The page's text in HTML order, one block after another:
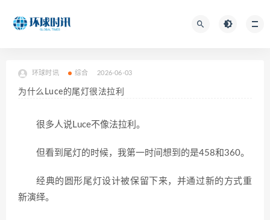
环球时讯 综合 2026-06-03
为什么Luce的尾灯很法拉利
很多人说Luce不像法拉利。
但看到尾灯的时候，我第一时间想到的是458和360。
经典的圆形尾灯设计被保留下来，并通过新的方式重
新演绎。